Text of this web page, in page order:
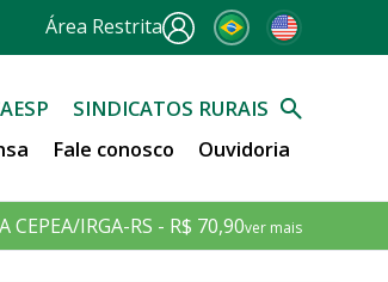
Área Restrita
SINDICATOS RURAIS
Fale conosco Ouvidoria
CEPEA/IRGA-RS - R$ 70,90ver mais